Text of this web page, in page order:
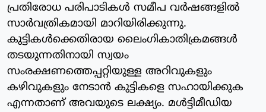
പ്രതിരോധ പരിപാടികള്‍ സമീപ വര്‍ഷങ്ങളില്‍
സാര്‍വത്രികമായി മാറിയിരിക്കുന്നു.
കുട്ടികള്‍ക്കെതിരായ ലൈംഗികാതിക്രമങ്ങള്‍
തടയുന്നതിനായി സ്വയം
സംരക്ഷണത്തെപ്പറ്റിയുള്ള അറിവുകളും
കഴിവുകളും നേടാന്‍ കുട്ടികളെ സഹായിക്കുക
എന്നതാണ് അവയുടെ ലക്ഷ്യം. മള്‍ട്ടിമീഡിയ